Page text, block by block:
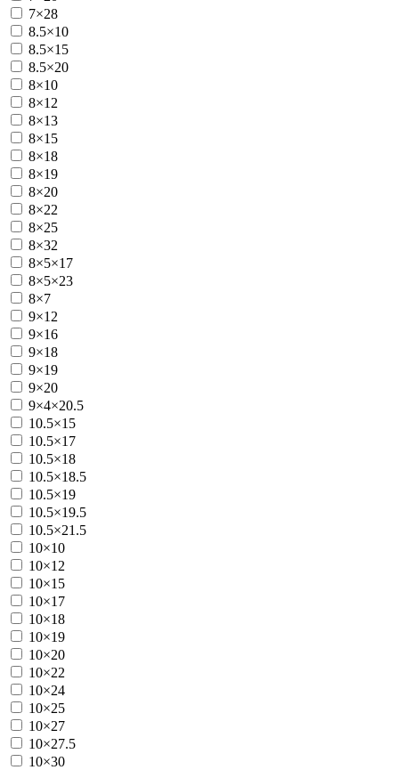
7×28
8.5×10
8.5×15
8.5×20
8×10
8×12
8×13
8×15
8×18
8×19
8×20
8×22
8×25
8×32
8×5×17
8×5×23
8×7
9×12
9×16
9×18
9×19
9×20
9×4×20.5
10.5×15
10.5×17
10.5×18
10.5×18.5
10.5×19
10.5×19.5
10.5×21.5
10×10
10×12
10×15
10×17
10×18
10×19
10×20
10×22
10×24
10×25
10×27
10×27.5
10×30